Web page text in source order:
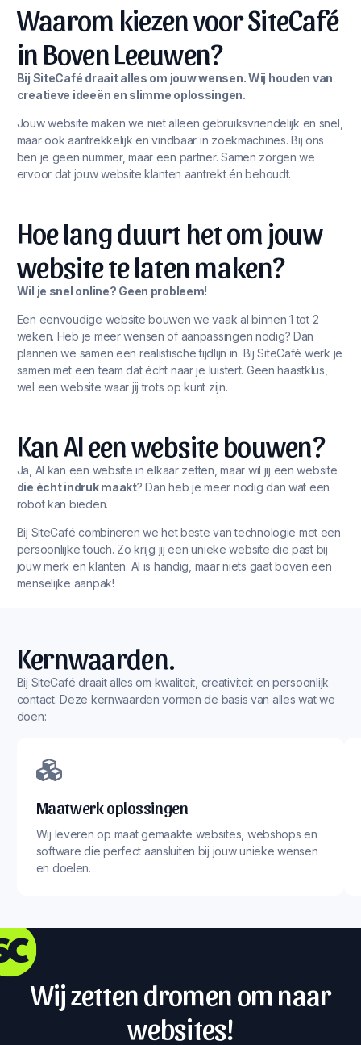
Waarom kiezen voor SiteCafé
in Boven Leeuwen?
Bij SiteCafé draait alles om jouw wensen. Wij houden van
creatieve ideeën en slimme oplossingen.
Jouw website maken we niet alleen gebruiksvriendelijk en snel,
maar ook aantrekkelijk en vindbaar in zoekmachines. Bij ons
ben je geen nummer, maar een partner. Samen zorgen we
ervoor dat jouw website klanten aantrekt én behoudt.
Hoe lang duurt het om jouw
website te laten maken?
Wil je snel online? Geen probleem!
Een eenvoudige website bouwen we vaak al binnen 1 tot 2
weken. Heb je meer wensen of aanpassingen nodig? Dan
plannen we samen een realistische tijdlijn in. Bij SiteCafé werk je
samen met een team dat écht naar je luistert. Geen haastklus,
wel een website waar jij trots op kunt zijn.
Kan AI een website bouwen?
Ja, AI kan een website in elkaar zetten, maar wil jij een website
die écht indruk maakt? Dan heb je meer nodig dan wat een
robot kan bieden.
Bij SiteCafé combineren we het beste van technologie met een
persoonlijke touch. Zo krijg jij een unieke website die past bij
jouw merk en klanten. AI is handig, maar niets gaat boven een
menselijke aanpak!
Kernwaarden.
Bij SiteCafé draait alles om kwaliteit, creativiteit en persoonlijk
contact. Deze kernwaarden vormen de basis van alles wat we
doen:
Maatwerk oplossingen
Wij leveren op maat gemaakte websites, webshops en
software die perfect aansluiten bij jouw unieke wensen
en doelen.
Wij zetten dromen om naar
websites!